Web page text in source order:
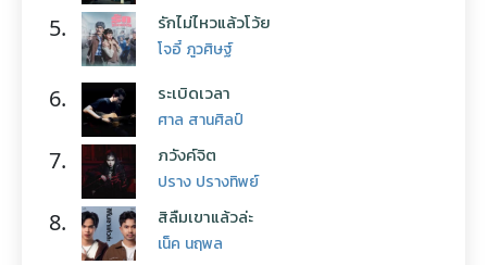
5. รักไม่ไหวแล้วโว้ย
โจอี้ ภูวศิษฐ์
6. ระเบิดเวลา
ศาล สานศิลป์
7. ภวังค์จิต
ปราง ปรางทิพย์
8. สิลืมเขาแล้วล่ะ
เน็ค นฤพล